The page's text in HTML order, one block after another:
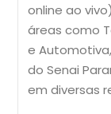
online ao
áreas como
e
do Senai
em diversas